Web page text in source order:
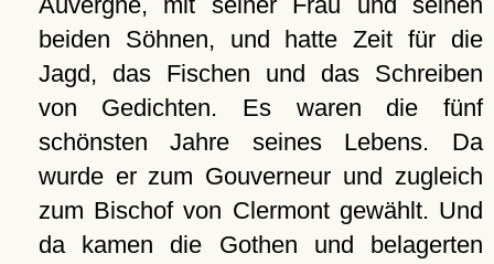
beiden Söhnen, und hatte Zeit für die
Jagd, das Fischen und das Schreiben
von Gedichten. Es waren die fünf
schönsten Jahre seines Lebens. Da
wurde er zum Gouverneur und zugleich
zum Bischof von Clermont gewählt. Und
da kamen die Gothen und belagerten